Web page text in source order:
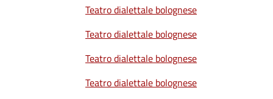
Teatro dialettale bolognese
Teatro dialettale bolognese
Teatro dialettale bolognese
Teatro dialettale bolognese